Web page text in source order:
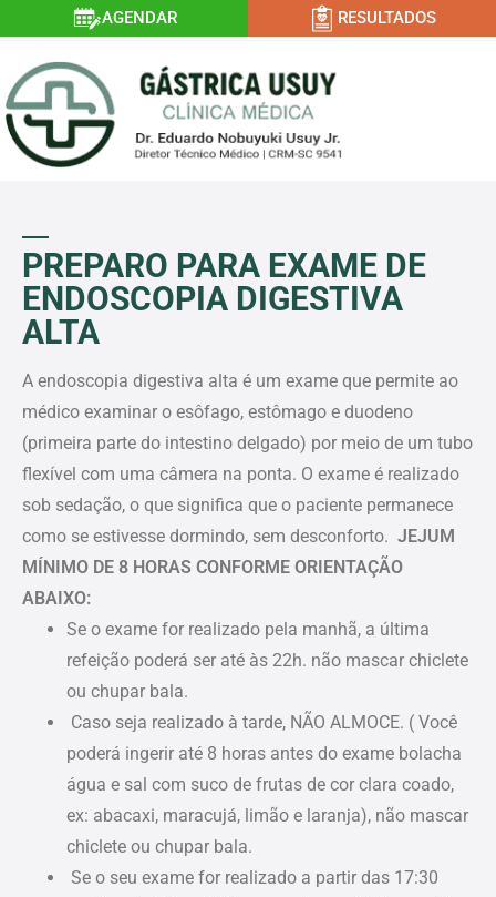
AGENDAR RESULTADOS
PREPARO PARA EXAME DE
ENDOSCOPIA DIGESTIVA
ALTA
A endoscopia digestiva alta é um exame que permite ao
médico examinar o esôfago, estômago e duodeno
(primeira parte do intestino delgado) por meio de um tubo
flexível com uma câmera na ponta. O exame é realizado
sob sedação, o que significa que o paciente permanece
como se estivesse dormindo, sem desconforto. JEJUM
MÍNIMO DE 8 HORAS CONFORME ORIENTAÇÃO
ABAIXO:
Se o exame for realizado pela manhã, a última
refeição poderá ser até às 22h. não mascar chiclete
ou chupar bala.
Caso seja realizado à tarde, NÃO ALMOCE. ( Você
poderá ingerir até 8 horas antes do exame bolacha
água e sal com suco de frutas de cor clara coado,
ex: abacaxi, maracujá, limão e laranja), não mascar
chiclete ou chupar bala.
Se o seu exame for realizado a partir das 17:30